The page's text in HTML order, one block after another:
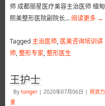
师 成都丽星医疗美容主治医师 缅甸
熙美整形医院副院长... 阅读更多 →
Tagged 主治医师, 医美咨询培训讲
师,整形专家,整形医生
王护士
By tonger | 2020年07月06日 | 师资力
量